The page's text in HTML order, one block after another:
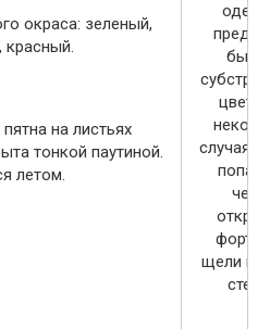
окраса: зеленый,
на листьях
тонкой паутиной.
летом.
случаях,
щели в